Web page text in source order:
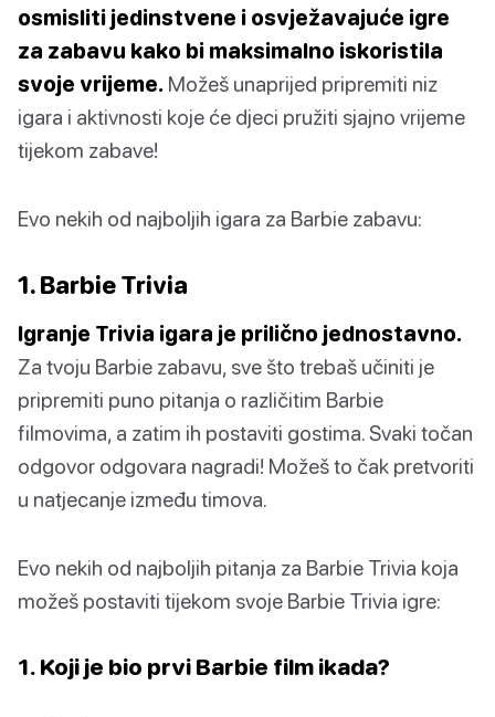
osmisliti jedinstvene i osvježavajuće igre
za zabavu kako bi maksimalno iskoristila
svoje vrijeme. Možeš unaprijed pripremiti niz
igara i aktivnosti koje će djeci pružiti sjajno vrijeme
tijekom zabave!
Evo nekih od najboljih igara za Barbie zabavu:
1. Barbie Trivia
Igranje Trivia igara je prilično jednostavno.
Za tvoju Barbie zabavu, sve što trebaš učiniti je
pripremiti puno pitanja o različitim Barbie
filmovima, a zatim ih postaviti gostima. Svaki točan
odgovor odgovara nagradi! Možeš to čak pretvoriti
u natjecanje između timova.
Evo nekih od najboljih pitanja za Barbie Trivia koja
možeš postaviti tijekom svoje Barbie Trivia igre:
1. Koji je bio prvi Barbie film ikada?